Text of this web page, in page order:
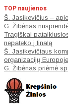
TOP naujienos
Š. Jasikevičius –
G. Žibėnas
Tragiškai
nepateko į finalą
Š. Jasikevičiaus
organizacijų
G. Žibėnas priėmė